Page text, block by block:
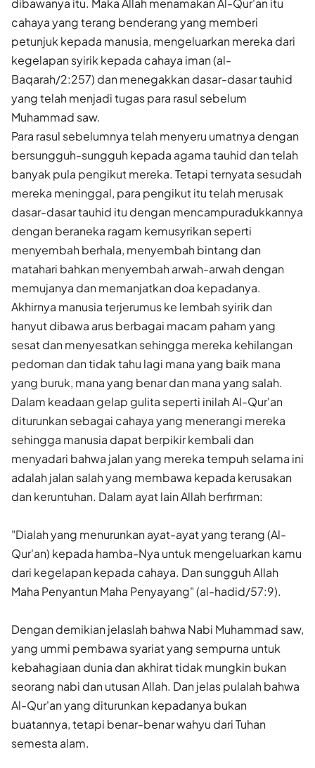
dibawanya itu. Maka Allah menamakan Al-Qur'an itu
cahaya yang terang benderang yang memberi
petunjuk kepada manusia, mengeluarkan mereka dari
kegelapan syirik kepada cahaya iman (al-
Baqarah/2:257) dan menegakkan dasar-dasar tauhid
yang telah menjadi tugas para rasul sebelum
Muhammad saw.
Para rasul sebelumnya telah menyeru umatnya dengan
bersungguh-sungguh kepada agama tauhid dan telah
banyak pula pengikut mereka. Tetapi ternyata sesudah
mereka meninggal, para pengikut itu telah merusak
dasar-dasar tauhid itu dengan mencampuradukkannya
dengan beraneka ragam kemusyrikan seperti
menyembah berhala, menyembah bintang dan
matahari bahkan menyembah arwah-arwah dengan
memujanya dan memanjatkan doa kepadanya.
Akhirnya manusia terjerumus ke lembah syirik dan
hanyut dibawa arus berbagai macam paham yang
sesat dan menyesatkan sehingga mereka kehilangan
pedoman dan tidak tahu lagi mana yang baik mana
yang buruk, mana yang benar dan mana yang salah.
Dalam keadaan gelap gulita seperti inilah Al-Qur'an
diturunkan sebagai cahaya yang menerangi mereka
sehingga manusia dapat berpikir kembali dan
menyadari bahwa jalan yang mereka tempuh selama ini
adalah jalan salah yang membawa kepada kerusakan
dan keruntuhan. Dalam ayat lain Allah berfirman:
"Dialah yang menurunkan ayat-ayat yang terang (Al-
Qur'an) kepada hamba-Nya untuk mengeluarkan kamu
dari kegelapan kepada cahaya. Dan sungguh Allah
Maha Penyantun Maha Penyayang" (al-hadid/57:9).
Dengan demikian jelaslah bahwa Nabi Muhammad saw,
yang ummi pembawa syariat yang sempurna untuk
kebahagiaan dunia dan akhirat tidak mungkin bukan
seorang nabi dan utusan Allah. Dan jelas pulalah bahwa
Al-Qur'an yang diturunkan kepadanya bukan
buatannya, tetapi benar-benar wahyu dari Tuhan
semesta alam.